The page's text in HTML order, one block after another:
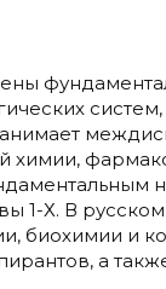
химии,
1-Х. В
биохимии и
а